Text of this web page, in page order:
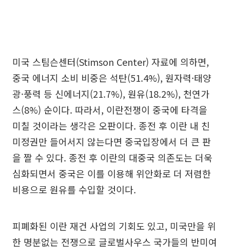
미국 스팀슨센터(Stimson Center) 자료에 의하면,
중국 에너지 소비 비중은 석탄(51.4%), 원자력·태양
광·풍력 등 신에너지(21.7%), 원유(18.2%), 천연가
스(8%) 순이다. 따라서, 이란전쟁이 중국에 타격을
미칠 것이라는 생각은 오판이다. 종전 후 이란 내 친
미정권만 들어서지 않는다면 중국입장에서 더 큰 판
을 짤 수 있다. 종전 후 이란의 대중국 의존도는 더욱
심화되면서 중국은 이를 이용해 위안화로 더 저렴한
비용으로 원유를 수입할 것이다.
피폐화된 이란 재건 사업의 기회도 있고, 미국만을 위
한 명분없는 전쟁으로 글로벌사우스 국가들의 반미여